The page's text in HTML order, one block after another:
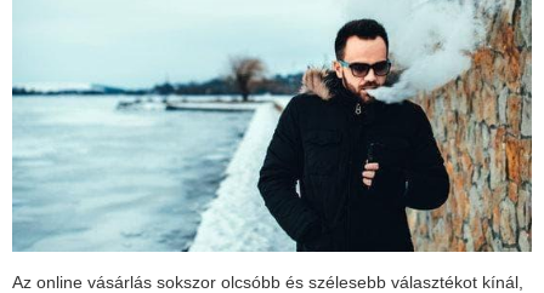
Az online vásárlás sokszor olcsóbb és szélesebb választékot kínál,